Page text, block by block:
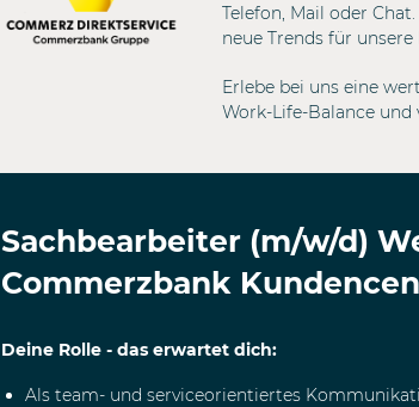
Telefon, Mail oder
neue Trends für
Erlebe bei uns eine
Work-Life-Balance
Sachbearbeiter (m/w/d)
Commerzbank
Deine Rolle - das erwartet dich:
Als team- und serviceorientiertes